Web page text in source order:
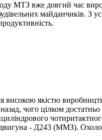
МТЗ вже довгий час
майданчиків. З
високою якістю
чого цілком
- Д243 (ММЗ).